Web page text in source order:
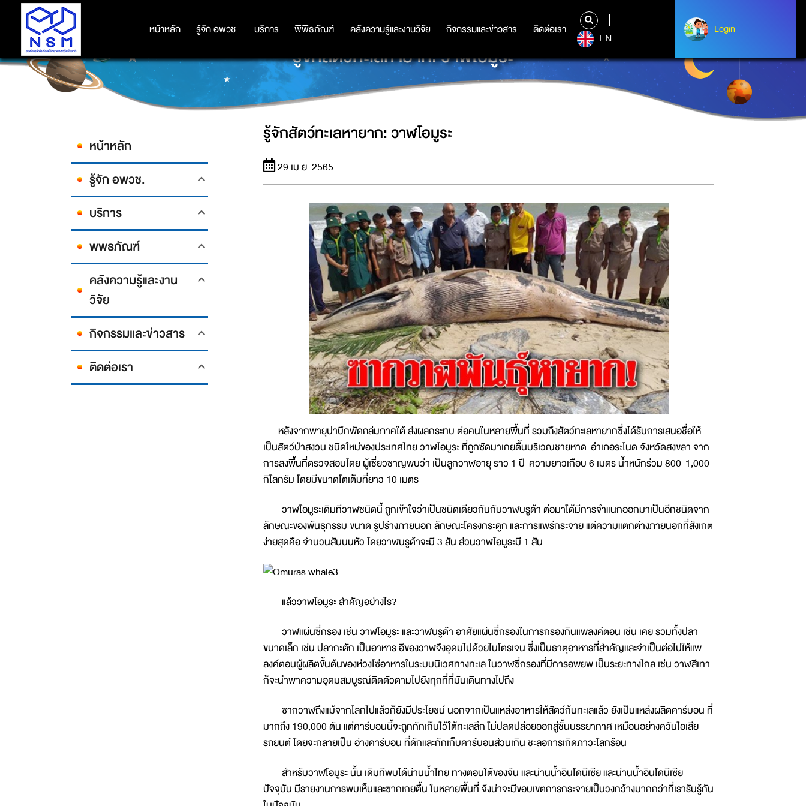
หน้าหลัก รู้จัก อพวช. บริการ พิพิธภัณฑ์ คลังความรู้และงานวิจัย กิจกรรมและข่าวสาร ติดต่อเรา
หน้าหลัก รู้จัก อพวช. บริการ พิพิธภัณฑ์ คลังความรู้และงานวิจัย กิจกรรมและข่าวสาร ติดต่อเรา
EN
Login
Login
รู้จักสัตว์ทะเลหายาก: วาฬโอมูระ
หน้าหลัก
รู้จัก อพวช.
บริการ
พิพิธภัณฑ์
คลังความรู้และงาน
วิจัย
กิจกรรมและข่าวสาร
ติดต่อเรา
รู้จักสัตว์ทะเลหายาก: วาฬโอมูระ
29 เม.ย. 2565
หลังจากพายุปาบึกพัดถล่มภาคใต้ ส่งผลกระทบ ต่อคนในหลายพื้นที่ รวมถึงสัตว์ทะเลหายากซึ่งได้รับการเสนอชื่อให้
เป็นสัตว์ป่าสงวน ชนิดใหม่ของประเทศไทย วาฬโอมูระ ที่ถูกซัดมาเกยตื้นบริเวณชายหาด อำเภอระโนด จังหวัดสงขลา จาก
การลงพื้นที่ตรวจสอบโดย ผู้เชี่ยวชาญพบว่า เป็นลูกวาฬอายุ ราว 1 ปี ความยาวเกือบ 6 เมตร น้ำหนักร่วม 800-1,000
กิโลกรัม โดยมีขนาดโตเต็มที่ยาว 10 เมตร
วาฬโอมูระเดิมทีวาฬชนิดนี้ ถูกเข้าใจว่าเป็นชนิดเดียวกันกับวาฬบรูด้า ต่อมาได้มีการจำแนกออกมาเป็นอีกชนิดจาก
ลักษณะของพันธุกรรม ขนาด รูปร่างภายนอก ลักษณะโครงกระดูก และการแพร่กระจาย แต่ความแตกต่างภายนอกที่สังเกต
ง่ายสุดคือ จำนวนสันบนหัว โดยวาฬบรูด้าจะมี 3 สัน ส่วนวาฬโอมูระมี 1 สัน
แล้ววาฬโอมูระ สำคัญอย่างไร?
วาฬแผ่นซี่กรอง เช่น วาฬโอมูระ และวาฬบรูด้า อาศัยแผ่นซี่กรองในการกรองกินแพลงค์ตอน เช่น เคย รวมทั้งปลา
ขนาดเล็ก เช่น ปลากะตัก เป็นอาหาร อึของวาฬจึงอุดมไปด้วยไนโตรเจน ซึ่งเป็นธาตุอาหารที่สำคัญและจำเป็นต่อไปให้แพ
ลงค์ตอนผู้ผลิตขั้นต้นของห่วงโซ่อาหารในระบบนิเวศทางทะเล ในวาฬซี่กรองที่มีการอพยพ เป็นระยะทางไกล เช่น วาฬสีเทา
ก็จะนำพาความอุดมสมบูรณ์ติดตัวตามไปยังทุกที่ที่มันเดินทางไปถึง
ซากวาฬถึงแม้จากโลกไปแล้วก็ยังมีประโยชน์ นอกจากเป็นแหล่งอาหารให้สัตว์ก้นทะเลแล้ว ยังเป็นแหล่งผลิตคาร์บอน ที่
มากถึง 190,000 ตัน แต่คาร์บอนนี้จะถูกกักเก็บไว้ใต้ทะเลลึก ไม่ปลดปล่อยออกสู่ชั้นบรรยากาศ เหมือนอย่างควันไอเสีย
รถยนต์ โดยจะกลายเป็น อ่างคาร์บอน ที่ดักและกักเก็บคาร์บอนส่วนเกิน ชะลอการเกิดภาวะโลกร้อน
สำหรับวาฬโอมูระ นั้น เดิมทีพบได้น่านน้ำไทย ทางตอนใต้ของจีน และน่านน้ำอินโดนีเซีย และน่านน้ำอินโดนีเซีย
ปัจจุบัน มีรายงานการพบเห็นและซากเกยตื้น ในหลายพื้นที่ จึงน่าจะมีขอบเขตการกระจายเป็นวงกว้างมากกว่าที่เรารับรู้กัน